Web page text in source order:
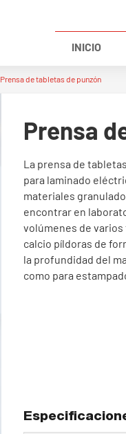
INICIO
Prensa de tabletas de punzón
Prensa
La prensa de
para laminado
materiales
encontrar en
volúmenes de
calcio píldoras de
la profundidad del
como para